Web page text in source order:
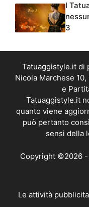
I
3
Tatuaggistyle.it di
Nicola Marchese
e
Tatuaggistyle.it
quanto viene
può pertanto
sensi della
Copyright ©2026
Le attività